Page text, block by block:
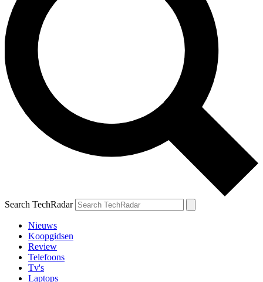
Search TechRadar
Nieuws
Koopgidsen
Review
Telefoons
Tv's
Laptops